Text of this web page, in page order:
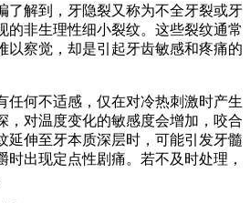
解到，牙隐裂又称为不全牙裂或牙
的非生理性细小裂纹。这些裂纹通常
以察觉，却是引起牙齿敏感和疼痛的
何不适感，仅在对冷热刺激时产生
，对温度变化的敏感度会增加，咬合
延伸至牙本质深层时，可能引发牙髓
时出现定点性剧痛。若不及时处理，